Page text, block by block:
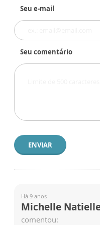
Seu e-mail
Seu comentário
ENVIAR
Há 9 anos
Michelle
comentou: